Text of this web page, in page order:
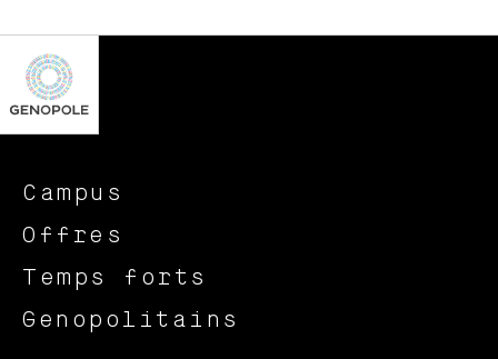
Campus
Offres
Temps forts
Genopolitains